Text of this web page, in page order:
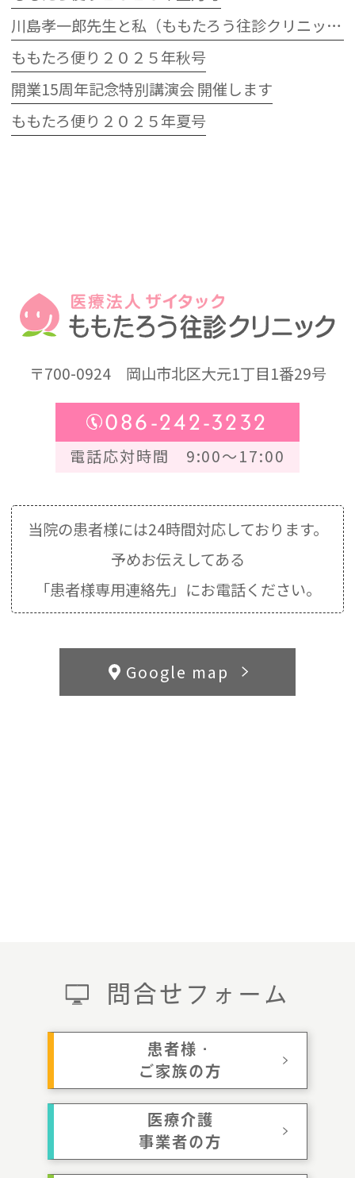
川島孝一郎先生と私（ももたろう往診クリニック開院15周年記念特別講演会）
ももたろ便り２０２５年秋号
開業15周年記念特別講演会 開催します
ももたろ便り２０２５年夏号
〒700-0924岡山市北区大元1丁目1番29号
086-242-3232
電話応対時間 9:00～17:00
当院の患者様には24時間対応しております。
予めお伝えしてある
「患者様専用連絡先」にお電話ください。
問合せフォーム
患者様・
ご家族の方
医療介護
事業者の方
Google map